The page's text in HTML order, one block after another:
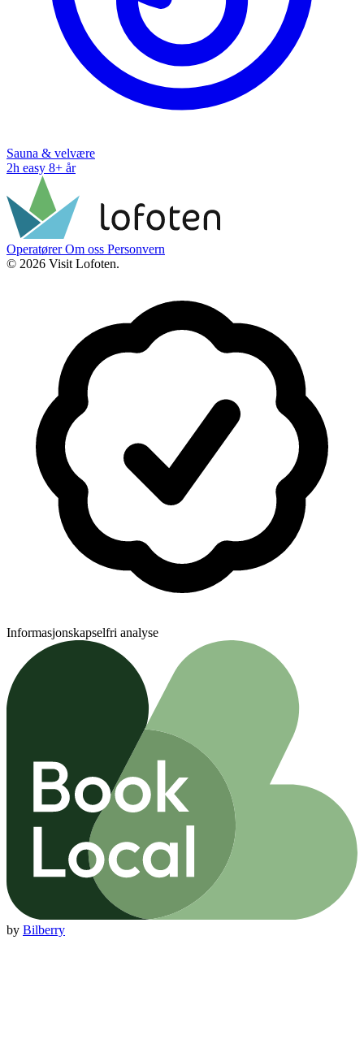
Sauna & velvære
2h easy 8+ år
OperatørerOm oss Personvern
© 2026 Visit Lofoten.
Informasjonskapselfri analyse
by Bilberry